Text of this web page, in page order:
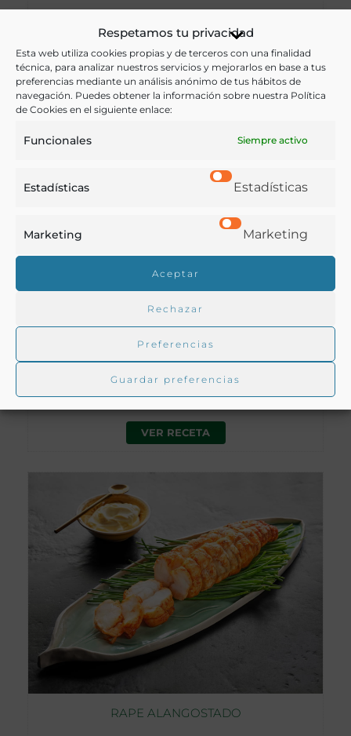
Respetamos tu privacidad
Esta web utiliza cookies propias y de terceros con una finalidad
técnica, para analizar nuestros servicios y mejorarlos en base a tus
preferencias mediante un análisis anónimo de tus hábitos de
navegación. Puedes obtener la información sobre nuestra Política
de Cookies en el siguiente enlace:
Funcionales Siempre activo
Estadísticas Estadísticas
Marketing Marketing
Aceptar
Rechazar
Preferencias
Guardar preferencias
Principado de Asturias
VER RECETA
FRITOS DE PIXÍN
VER RECETA
RAPE ALANGOSTADO